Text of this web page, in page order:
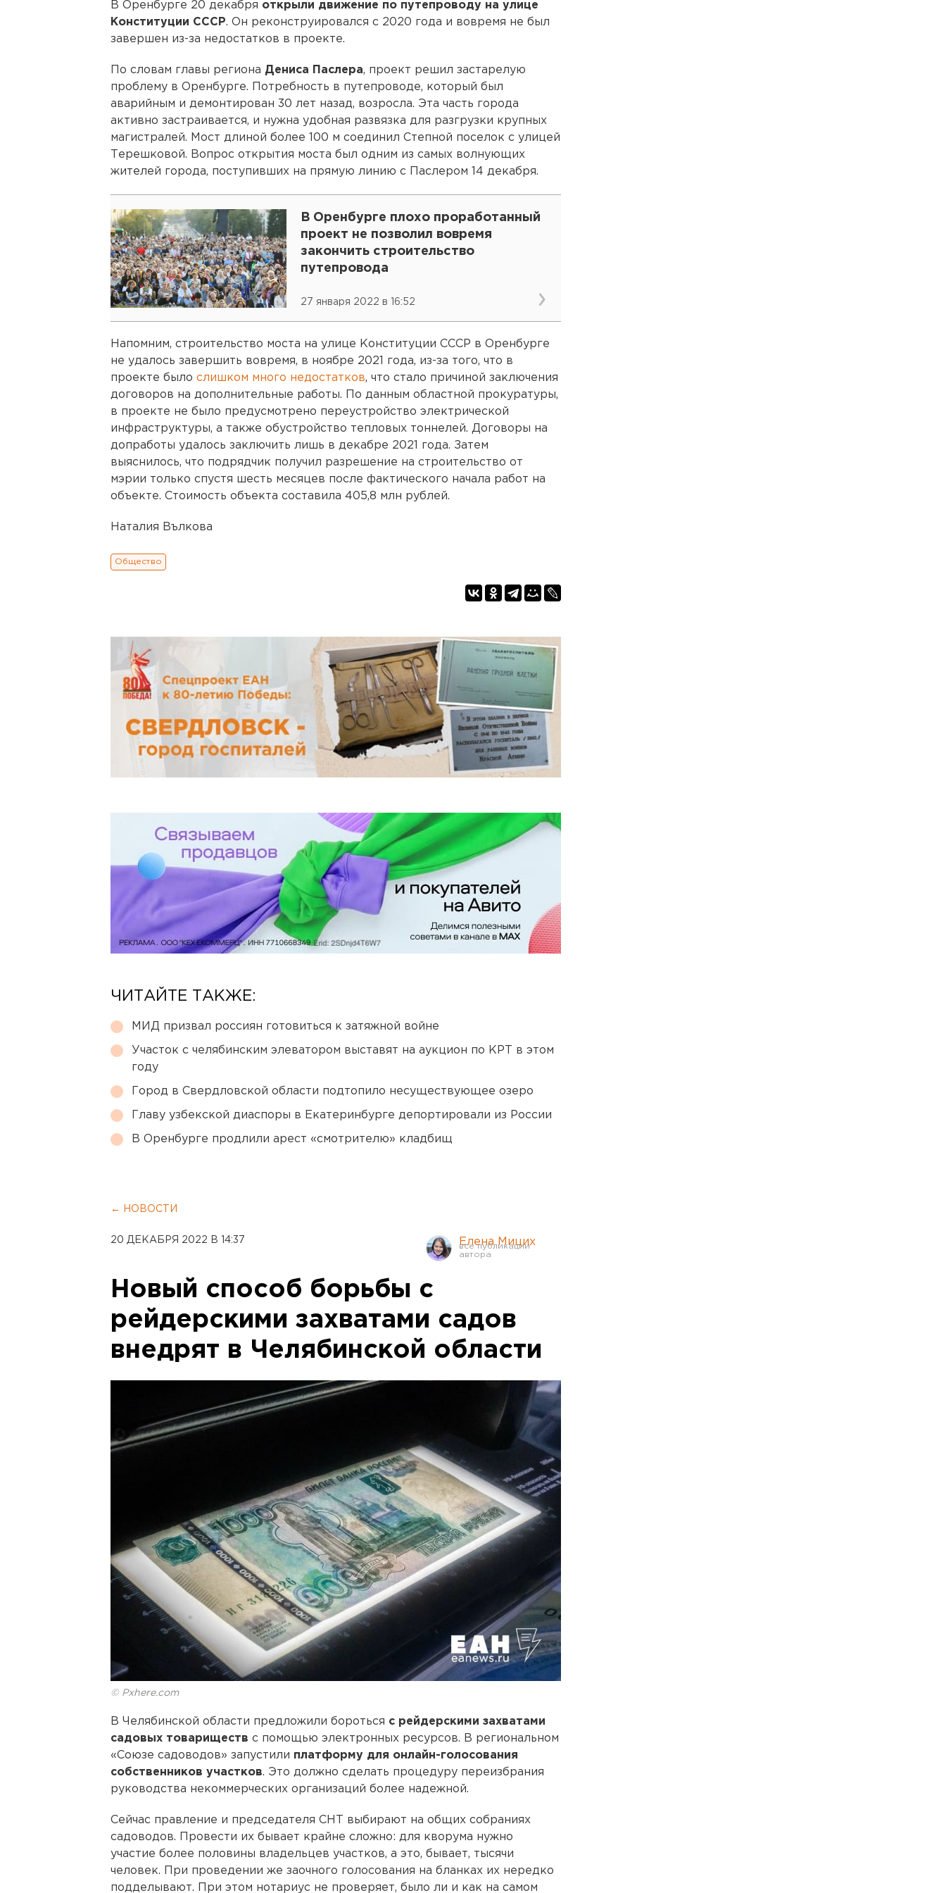
В Оренбурге 20 декабря открыли движение по путепроводу на улице
Конституции СССР. Он реконструировался с 2020 года и вовремя не был
завершен из-за недостатков в проекте.
По словам главы региона Дениса Паслера, проект решил застарелую
проблему в Оренбурге. Потребность в путепроводе, который был
аварийным и демонтирован 30 лет назад, возросла. Эта часть города
активно застраивается, и нужна удобная развязка для разгрузки крупных
магистралей. Мост длиной более 100 м соединил Степной поселок с улицей
Терешковой. Вопрос открытия моста был одним из самых волнующих
жителей города, поступивших на прямую линию с Паслером 14 декабря.
В Оренбурге плохо проработанный
проект не позволил вовремя
закончить строительство
путепровода
27 января 2022 в 16:52
Напомним, строительство моста на улице Конституции СССР в Оренбурге
не удалось завершить вовремя, в ноябре 2021 года, из-за того, что в
проекте было слишком много недостатков, что стало причиной заключения
договоров на дополнительные работы. По данным областной прокуратуры,
в проекте не было предусмотрено переустройство электрической
инфраструктуры, а также обустройство тепловых тоннелей. Договоры на
допработы удалось заключить лишь в декабре 2021 года. Затем
выяснилось, что подрядчик получил разрешение на строительство от
мэрии только спустя шесть месяцев после фактического начала работ на
объекте. Стоимость объекта составила 405,8 млн рублей.
Наталия Вълкова
Общество
ЧИТАЙТЕ ТАКЖЕ:
МИД призвал россиян готовиться к затяжной войне
Участок с челябинским элеватором выставят на аукцион по КРТ в этом
году
Город в Свердловской области подтопило несуществующее озеро
Главу узбекской диаспоры в Екатеринбурге депортировали из России
В Оренбурге продлили арест «смотрителю» кладбищ
← НОВОСТИ
20 ДЕКАБРЯ 2022 В 14:37 Елена Мицих
Новый способ борьбы с
рейдерскими захватами садов
внедрят в Челябинской области
© Pxhere.com
В Челябинской области предложили бороться с рейдерскими захватами
садовых товариществ с помощью электронных ресурсов. В региональном
«Союзе садоводов» запустили платформу для онлайн-голосования
собственников участков. Это должно сделать процедуру переизбрания
руководства некоммерческих организаций более надежной.
Сейчас правление и председателя СНТ выбирают на общих собраниях
садоводов. Провести их бывает крайне сложно: для кворума нужно
участие более половины владельцев участков, а это, бывает, тысячи
человек. При проведении же заочного голосования на бланках их нередко
подделывают. При этом нотариус не проверяет, было ли и как на самом